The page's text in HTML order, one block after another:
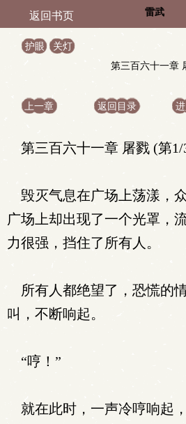
返回书页 雷武
护眼 关灯
第三百六十一章
上一章 返回目录
第三百六十一章 屠戮 (第1/
毁灭气息在广场上荡漾，
广场上却出现了一个光罩，
力很强，挡住了所有人。
所有人都绝望了，恐慌的
叫，不断响起。
“哼！”
就在此时，一声冷哼响起